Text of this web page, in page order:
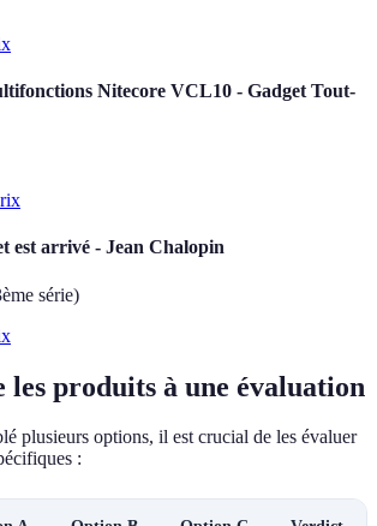
Nitecore VCL10 - Gadget Tout-
est arrivé - Jean Chalopin
série)
les produits à une évaluation
plusieurs options, il est crucial de les évaluer
: